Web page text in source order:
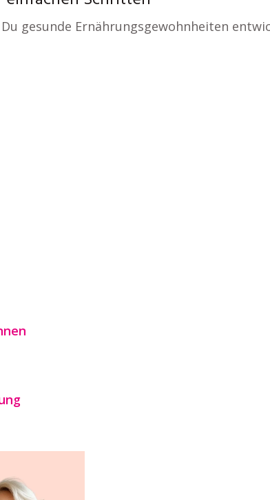
gesunde Ernährungsgewohnheiten